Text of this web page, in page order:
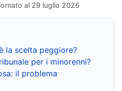
al 29 luglio 2026
la scelta peggiore?
per i minorenni?
il problema